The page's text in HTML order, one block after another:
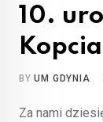
10.
Kopcia
BYUM GDYNIA
Za nami